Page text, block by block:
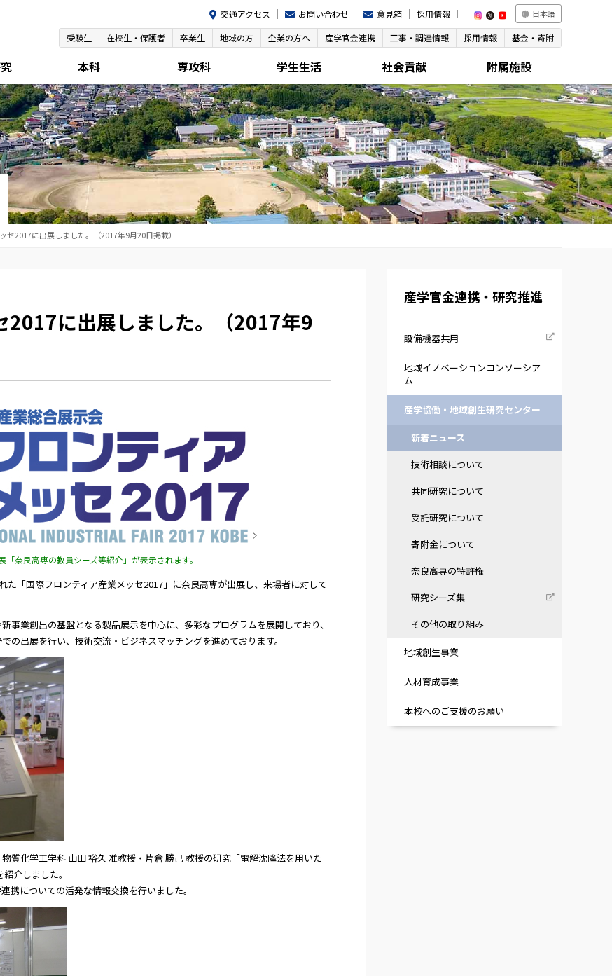
交通アクセス お問い合わせ 意見箱 採用情報 日本語
受験生 在校生・保護者 卒業生 地域の方 企業の方へ 産学官金連携 工事・調達情報 採用情報 基金・寄附
本科 専攻科 学生生活 社会貢献 附属施設
セ2017に出展しました。（2017年9月20日掲載）
2017に出展しました。（2017年9
奈良高専の教員シーズ等紹介」が表示されます。
「国際フロンティア産業メッセ2017」に奈良高専が出展し、来場者に対して
事業創出の基盤となる製品展示を中心に、多彩なプログラムを展開しており、
出展を行い、技術交流・ビジネスマッチングを進めております。
質化学工学科 山田 裕久 准教授・片倉 勝己 教授の研究「電解沈降法を用いた
介しました。
携についての活発な情報交換を行いました。
産学官金連携・研究推進
設備機器共用
地域イノベーションコンソーシア
ム
産学協働・地域創生研究センター
新着ニュース
技術相談について
共同研究について
受託研究について
寄附金について
奈良高専の特許権
研究シーズ集
その他の取り組み
地域創生事業
人材育成事業
本校へのご支援のお願い